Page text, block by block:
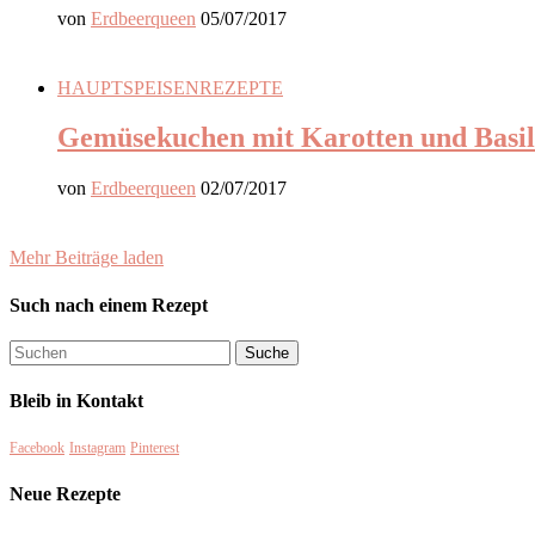
von Erdbeerqueen 05/07/2017
HAUPTSPEISENREZEPTE
Gemüsekuchen mit Karotten und
von Erdbeerqueen 02/07/2017
Mehr Beiträge laden
Such nach einem Rezept
Bleib in Kontakt
Facebook Instagram Pinterest
Neue Rezepte